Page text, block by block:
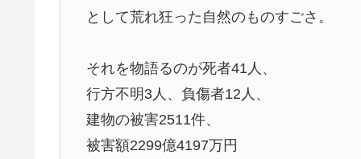
として荒れ狂った自然のものすごさ。
それを物語るのが死者41人、
行方不明3人、負傷者12人、
建物の被害2511件、
被害額2299億4197万円